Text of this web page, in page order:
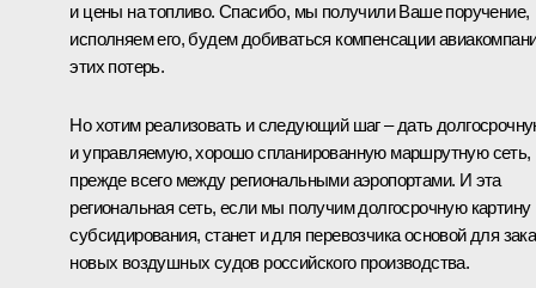
и цены на топливо. Спасибо, мы получили Ваше поручение,
исполняем его, будем добиваться компенсации
этих потерь.
Но хотим реализовать и следующий шаг – дать
и управляемую, хорошо спланированную маршрутную сеть,
прежде всего между региональными аэропортами. И эта
региональная сеть, если мы получим долгосрочную картину
субсидирования, станет и для перевозчика основой для
новых воздушных судов российского производства.